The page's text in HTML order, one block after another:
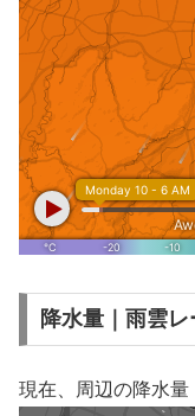
降水量｜雨雲
現在、周辺の降水量